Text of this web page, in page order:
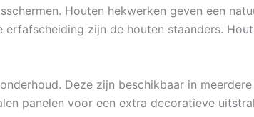
Houten hekwerken geven een
zijn de houten staanders.
Deze zijn beschikbaar in meerdere
panelen voor een extra decoratieve